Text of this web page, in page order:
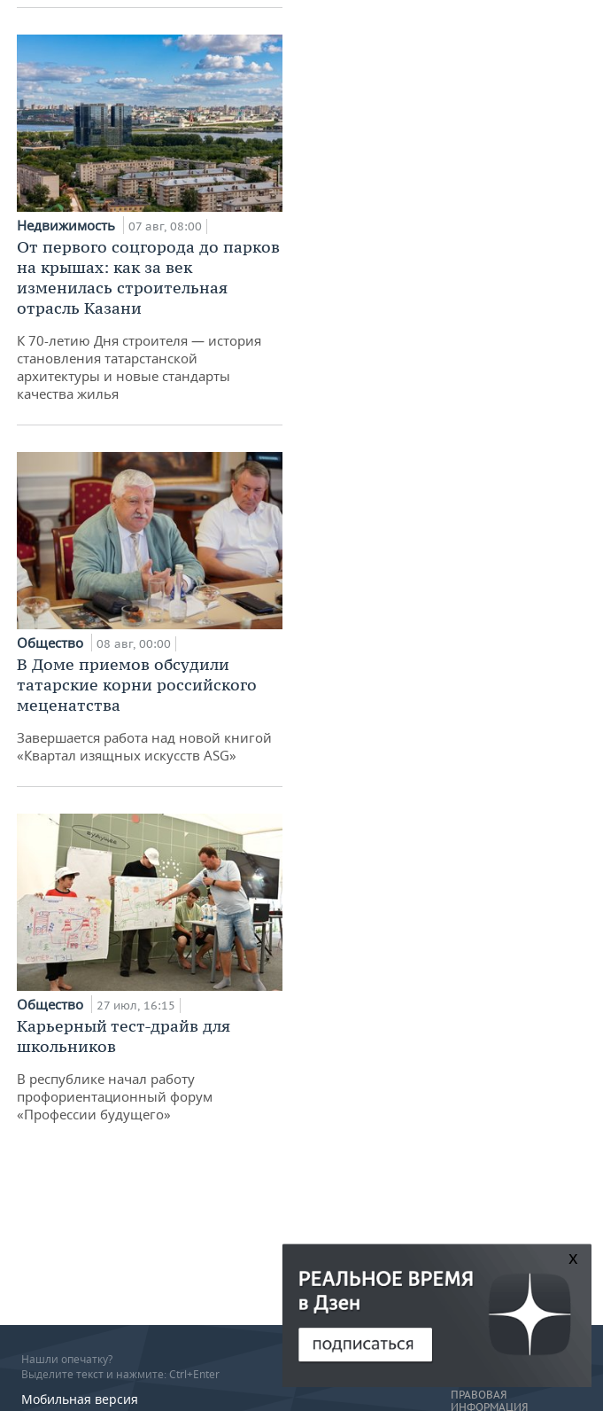
Недвижимость 07 авг, 08:00
От первого соцгорода до парков
на крышах: как за век
изменилась строительная
отрасль Казани
К 70-летию Дня строителя — история
становления татарстанской
архитектуры и новые стандарты
качества жилья
Общество 08 авг, 00:00
В Доме приемов обсудили
татарские корни российского
меценатства
Завершается работа над новой книгой
«Квартал изящных искусств ASG»
Общество 27 июл, 16:15
Карьерный тест-драйв для
школьников
В республике начал работу
профориентационный форум
«Профессии будущего»
Нашли опечатку?
Выделите текст и нажмите: Ctrl+Enter
Мобильная версия
ПРАВОВАЯ
ИНФОРМАЦИЯ
x